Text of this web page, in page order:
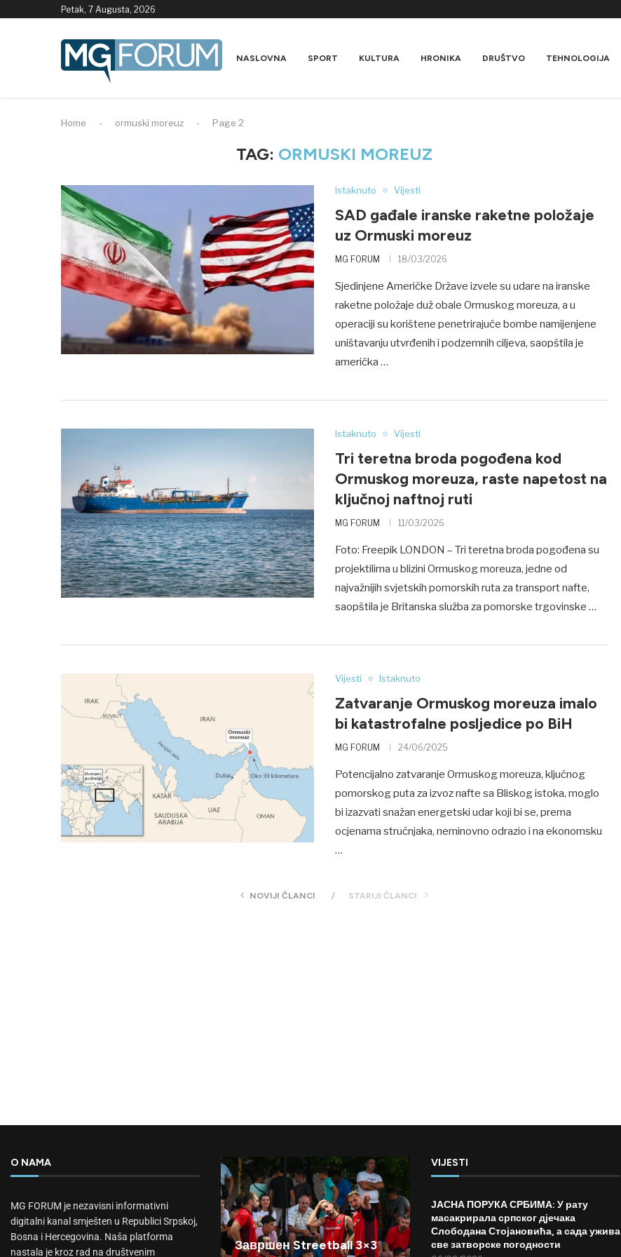
Petak, 7 Augusta, 2026
NASLOVNA SPORT KULTURA HRONIKA DRUŠTVO TEHNOLOGIJA
Home - ormuski moreuz - Page 2
TAG: ORMUSKI MOREUZ
Istaknuto Vijesti
SAD gađale iranske raketne položaje
uz Ormuski moreuz
MG FORUM 18/03/2026
Sjedinjene Američke Države izvele su udare na iranske
raketne položaje duž obale Ormuskog moreuza, a u
operaciji su korištene penetrirajuće bombe namijenjene
uništavanju utvrđenih i podzemnih ciljeva, saopštila je
američka …
Istaknuto Vijesti
Tri teretna broda pogođena kod
Ormuskog moreuza, raste napetost na
ključnoj naftnoj ruti
MG FORUM 11/03/2026
Foto: Freepik LONDON – Tri teretna broda pogođena su
projektilima u blizini Ormuskog moreuza, jedne od
najvažnijih svjetskih pomorskih ruta za transport nafte,
saopštila je Britanska služba za pomorske trgovinske …
Vijesti Istaknuto
Zatvaranje Ormuskog moreuza imalo
bi katastrofalne posljedice po BiH
MG FORUM 24/06/2025
Potencijalno zatvaranje Ormuskog moreuza, ključnog
pomorskog puta za izvoz nafte sa Bliskog istoka, moglo
bi izazvati snažan energetski udar koji bi se, prema
ocjenama stručnjaka, neminovno odrazio i na ekonomsku
…
NOVIJI ČLANCI STARIJI ČLANCI
O NAMA
MG FORUM je nezavisni informativni
digitalni kanal smješten u Republici Srpskoj,
Bosna i Hercegovina. Naša platforma
nastala je kroz rad na društvenim
Завршен Streetball 3×3
VIJESTI
ЈАСНА ПОРУКА СРБИМА: У рату
масакрирала српског дјечака
Слободана Стојановића, а сада ужива
све затворске погодности